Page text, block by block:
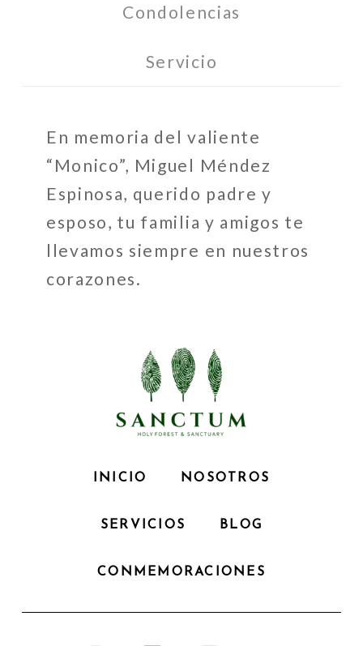
Condolencias
Servicio
En memoria del valiente
“Monico”, Miguel Méndez
Espinosa, querido padre y
esposo, tu familia y amigos te
llevamos siempre en nuestros
corazones.
INICIO NOSOTROS
SERVICIOS BLOG
CONMEMORACIONES